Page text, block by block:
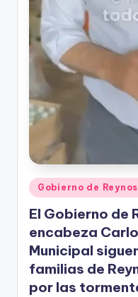
Publicado
en
Gobierno de
El Gobierno de
encabeza
Municipal
familias de
por las